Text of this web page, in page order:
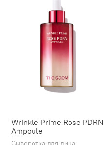
Wrinkle Prime Rose PDRN
Ampoule
Сыворотка для лица